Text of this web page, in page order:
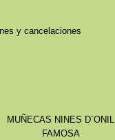
y cancelaciones
MUÑECAS NINES D´ONIL
FAMOSA